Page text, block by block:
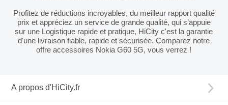
Profitez de réductions incroyables, du meilleur rapport qualité
prix et appréciez un service de grande qualité, qui s’appuie
sur une Logistique rapide et pratique, HiCity c'est la garantie
d'une livraison fiable, rapide et sécurisée. Comparez notre
offre accessoires Nokia G60 5G, vous verrez !
A propos d'HiCity.fr